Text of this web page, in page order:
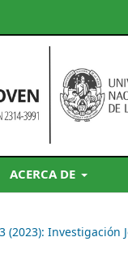
ACERCA DE
(2023): Investigación